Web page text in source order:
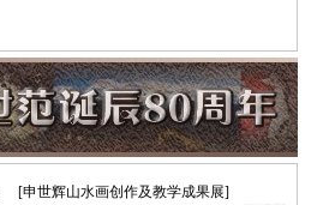
[申世辉山水画创作及教学成果展]